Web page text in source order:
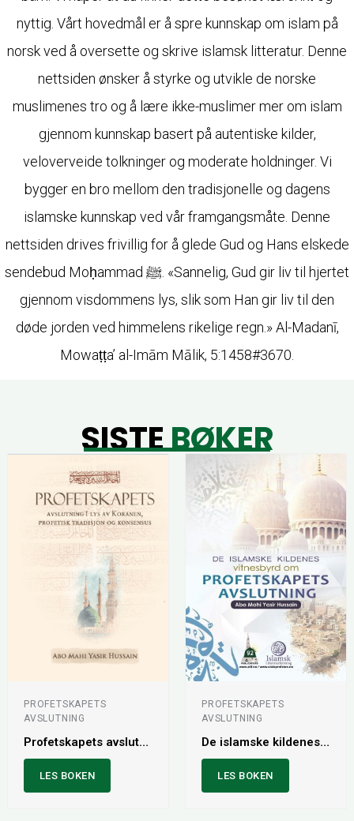
nyttig. Vårt hovedmål er å spre kunnskap om islam på
norsk ved å oversette og skrive islamsk litteratur. Denne
nettsiden ønsker å styrke og utvikle de norske
muslimenes tro og å lære ikke-muslimer mer om islam
gjennom kunnskap basert på autentiske kilder,
veloverveide tolkninger og moderate holdninger. Vi
bygger en bro mellom den tradisjonelle og dagens
islamske kunnskap ved vår framgangsmåte. Denne
nettsiden drives frivillig for å glede Gud og Hans elskede
sendebud Moḥammad ﷺ. «Sannelig, Gud gir liv til hjertet
gjennom visdommens lys, slik som Han gir liv til den
døde jorden ved himmelens rikelige regn.» Al-Madanī,
Mowaṭṭa’ al-Imām Mālik, 5:1458#3670.
SISTEBØKER
PROFETSKAPETS
AVSLUTNING
Profetskapets avslutning i lys av Koranen, profetisk tradisjon og konsensus
LES BOKEN
PROFETSKAPETS
AVSLUTNING
De islamske kildenes vitnesbyrd om profetskapets avslutning
LES BOKEN